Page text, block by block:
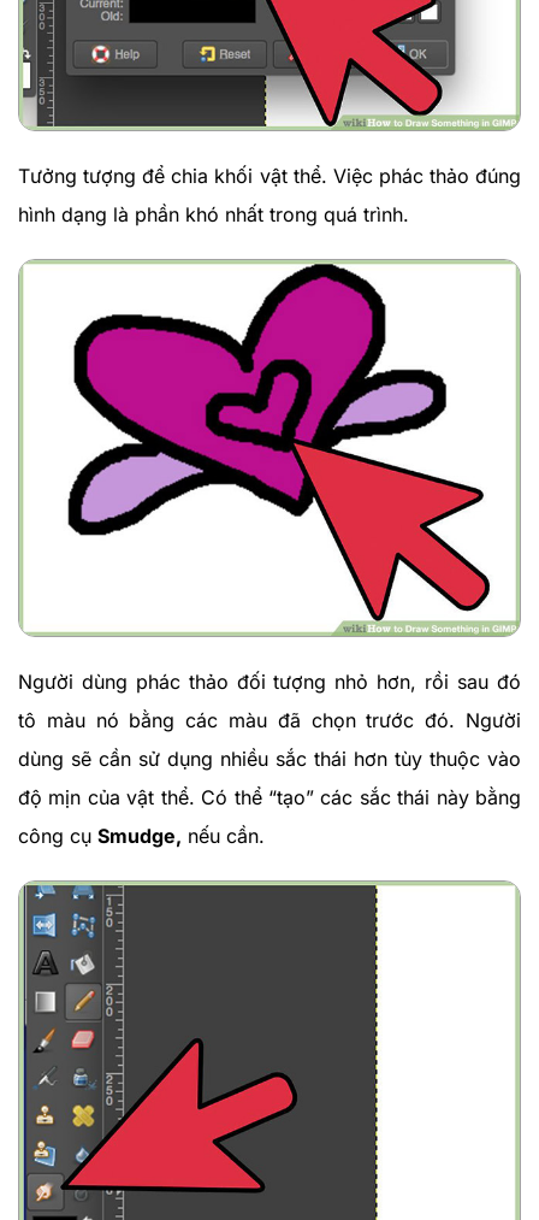
Tưởng tượng để chia khối vật thể. Việc phác thảo đúng
hình dạng là phần khó nhất trong quá trình.
Người dùng phác thảo đối tượng nhỏ hơn, rồi sau đó
tô màu nó bằng các màu đã chọn trước đó. Người
dùng sẽ cần sử dụng nhiều sắc thái hơn tùy thuộc vào
độ mịn của vật thể. Có thể “tạo” các sắc thái này bằng
công cụ Smudge, nếu cần.